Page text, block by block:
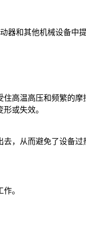
和其他机械设备中提
高温高压和频繁的摩
或失效。
，从而避免了设备过
。